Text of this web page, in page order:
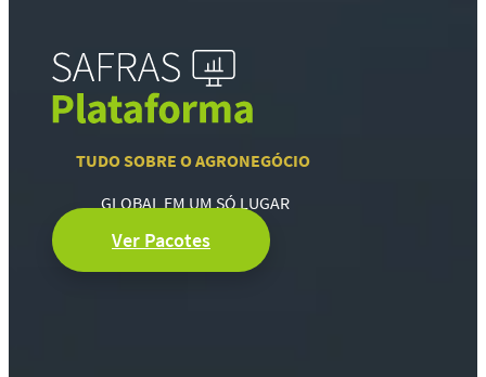
TUDO SOBRE O AGRONEGÓCIO
GLOBAL EM UM SÓ LUGAR
Ver Pacotes